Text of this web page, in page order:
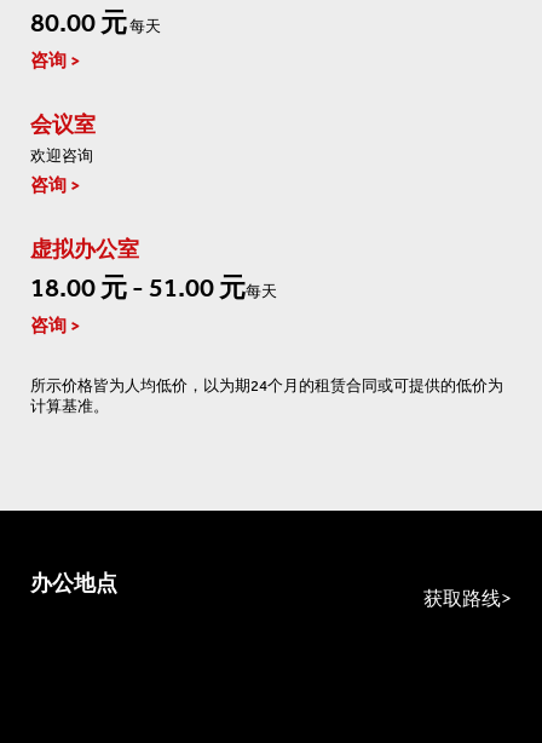
80.00 元每天
咨询
会议室
欢迎咨询
咨询
虚拟办公室
18.00 元 - 51.00 元每天
咨询
所示价格皆为人均低价，以为期24个月的租赁合同或可提供的低价为
计算基准。
办公地点
获取路线